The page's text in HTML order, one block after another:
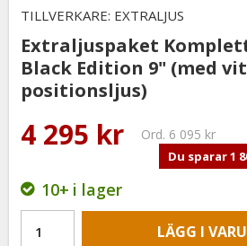
TILLVERKARE: EXTRALJUS
Extraljuspaket Komplett
Black Edition 9" (med
positionsljus)
4 295 kr Ord. 6 095 kr
Du sparar1
10+ i lager
LÄGG I